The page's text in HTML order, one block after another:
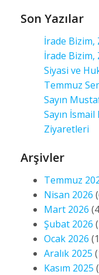
Son Yazılar
İrade Bizim,
İrade Bizim,
Siyasi ve
Temmuz
Sayın
Sayın
Ziyaretleri
Arşivler
Temmuz
Nisan 2026
Mart 2026
Şubat 2026
Ocak 2026
Aralık 2025
Kasım 2025